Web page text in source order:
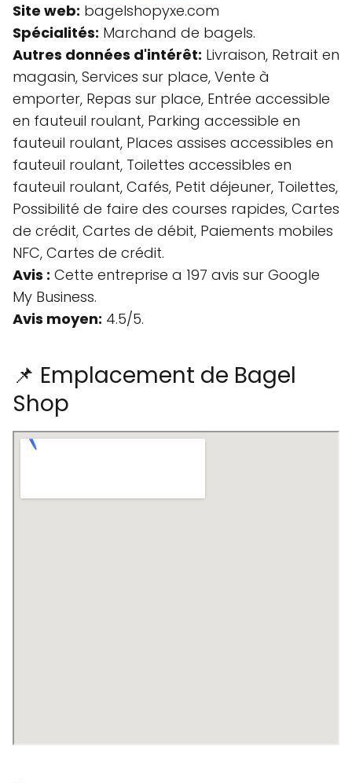
Site web: bagelshopyxe.com
Spécialités: Marchand de bagels.
Autres données d'intérêt: Livraison, Retrait en
magasin, Services sur place, Vente à
emporter, Repas sur place, Entrée accessible
en fauteuil roulant, Parking accessible en
fauteuil roulant, Places assises accessibles en
fauteuil roulant, Toilettes accessibles en
fauteuil roulant, Cafés, Petit déjeuner, Toilettes,
Possibilité de faire des courses rapides, Cartes
de crédit, Cartes de débit, Paiements mobiles
NFC, Cartes de crédit.
Avis : Cette entreprise a 197 avis sur Google
My Business.
Avis moyen: 4.5/5.
📌 Emplacement de Bagel
Shop